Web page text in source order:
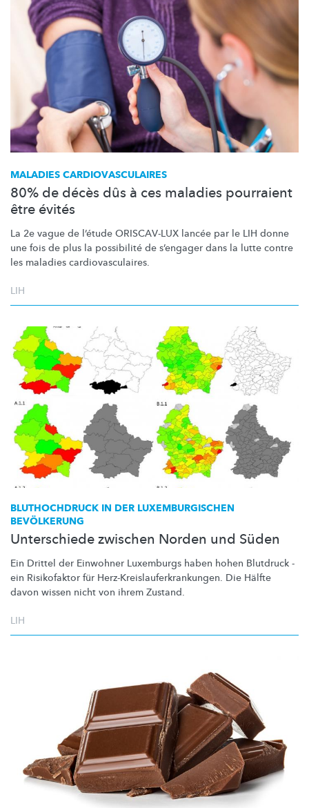
MALADIES CARDIOVASCULAIRES
80% de décès dûs à ces maladies pourraient
être évités
La 2e vague de l’étude ORISCAV-LUX lancée par le LIH donne
une fois de plus la possibilité de s’engager dans la lutte contre
les maladies cardiovasculaires.
LIH
BLUTHOCHDRUCK IN DER LUXEMBURGISCHEN
BEVÖLKERUNG
Unterschiede zwischen Norden und Süden
Ein Drittel der Einwohner Luxemburgs haben hohen Blutdruck -
ein Risikofaktor für Herz-Kreislauferkrankungen. Die Hälfte
davon wissen nicht von ihrem Zustand.
LIH